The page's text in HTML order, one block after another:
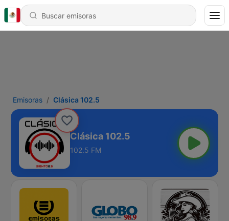
Emisoras Clásica 102.5
Clásica 102.5
102.5 FM